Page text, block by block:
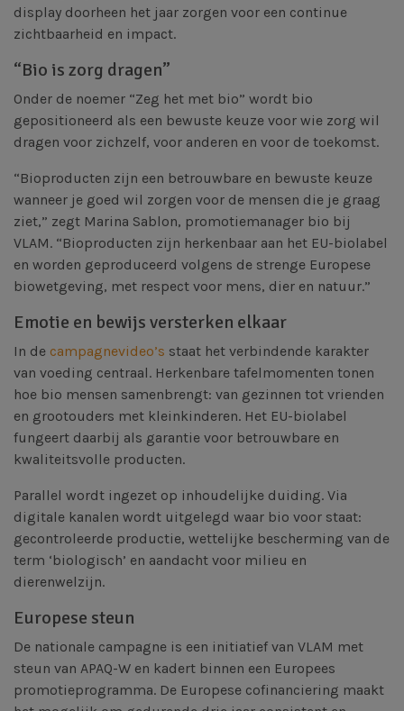
display doorheen het jaar zorgen voor een continue
zichtbaarheid en impact.
“Bio is zorg dragen”
Onder de noemer “Zeg het met bio” wordt bio
gepositioneerd als een bewuste keuze voor wie zorg wil
dragen voor zichzelf, voor anderen en voor de toekomst.
​“Bioproducten zijn een betrouwbare en bewuste keuze
wanneer je goed wil zorgen voor de mensen die je graag
ziet,” zegt Marina Sablon, promotiemanager bio bij
VLAM. “Bioproducten zijn herkenbaar aan het EU-biolabel
en worden geproduceerd volgens de strenge Europese
biowetgeving, met respect voor mens, dier en natuur.”
Emotie en bewijs versterken elkaar
In de campagnevideo’s staat het verbindende karakter
van voeding centraal. Herkenbare tafelmomenten tonen
hoe bio mensen samenbrengt: van gezinnen tot vrienden
en grootouders met kleinkinderen. Het EU-biolabel
fungeert daarbij als garantie voor betrouwbare en
kwaliteitsvolle producten.
Parallel wordt ingezet op inhoudelijke duiding. Via
digitale kanalen wordt uitgelegd waar bio voor staat:
gecontroleerde productie, wettelijke bescherming van de
term ‘biologisch’ en aandacht voor milieu en
dierenwelzijn.
Europese steun
​De nationale campagne is een initiatief van VLAM met
steun van APAQ-W en kadert binnen een Europees
promotieprogramma. De Europese cofinanciering maakt